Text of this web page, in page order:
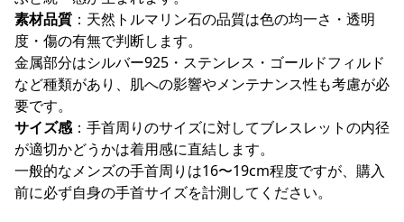
素材品質 ：天然トルマリン石の品質は色の均一さ・透明
度・傷の有無で判断します。
金属部分はシルバー925・ステンレス・ゴールドフィルド
など種類があり、肌への影響やメンテナンス性も考慮が必
要です。
サイズ感：手首周りのサイズに対してブレスレットの内径
が適切かどうかは着用感に直結します。
一般的なメンズの手首周りは16〜19cm程度ですが、購入
前に必ず自身の手首サイズを計測してください。